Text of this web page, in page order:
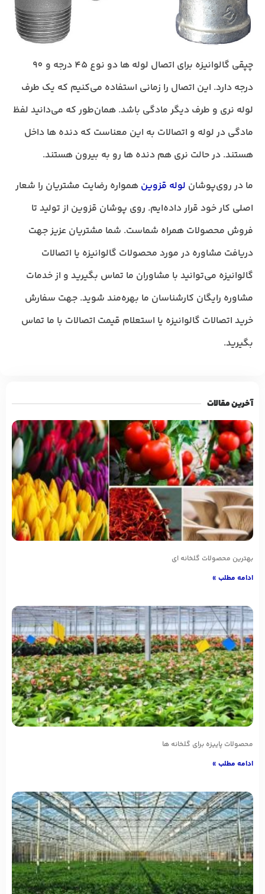
چپقی گالوانیزه برای اتصال لوله ها دو نوع 45 درجه و 90
درجه دارد. این اتصال را زمانی استفاده می‌کنیم که یک طرف
لوله نری و طرف دیگر مادگی باشد. همان‌طور که می‌دانید لفظ
مادگی در لوله‌ و اتصالات به این معناست که دنده ها داخل
هستند. در حالت نری هم دنده ها رو به بیرون هستند.
ما در روی‌پوشان لوله قزوین همواره رضایت مشتریان را شعار
اصلی کار خود قرار داده‌ایم. روی پوشان قزوین از تولید تا
فروش محصولات همراه شماست. شما مشتریان عزیز جهت
دریافت مشاوره در مورد محصولات گالوانیزه یا اتصالات
گالوانیزه می‌توانید با مشاوران ما تماس بگیرید و از خدمات
مشاوره رایگان کارشناسان ما بهره‌مند شوید. جهت سفارش
خرید اتصالات گالوانیزه یا استعلام قیمت اتصالات با ما تماس
بگیرید.
آخرین مقالات
بهترین محصولات گلخانه ای
ادامه مطلب »
محصولات پاییزه برای گلخانه ها
ادامه مطلب »